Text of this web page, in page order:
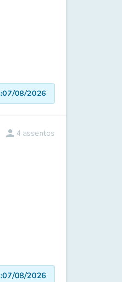
:07/08/2026
person 4 assentos
:07/08/2026